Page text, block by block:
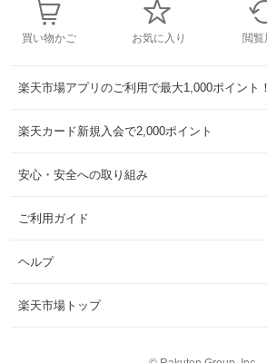
買い物かご お気に入り 閲覧
楽天市場アプリのご利用で最大1,000ポイント！
楽天カード新規入会で2,000ポイント
安心・安全への取り組み
ご利用ガイド
ヘルプ
楽天市場トップ